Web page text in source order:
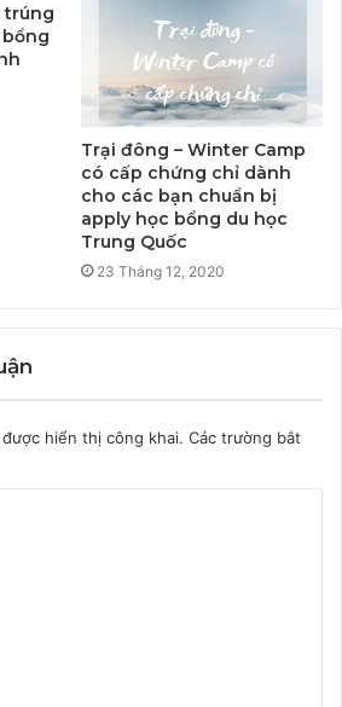
trúng
Trại đông – Winter Camp
có cấp chứng chỉ dành
cho các bạn chuẩn bị
apply học bổng du học
Trung Quốc
23 Tháng 12, 2020
hiển thị công khai. Các trường bắt